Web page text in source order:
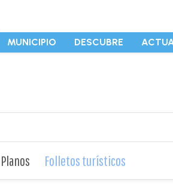
MUNICIPIO DESCUBRE
Planos Folletos turísticos